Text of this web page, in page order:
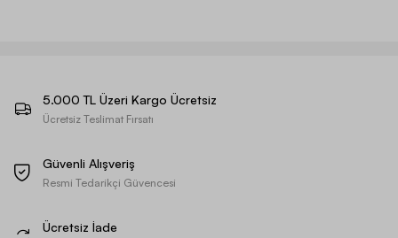
5.000 TL Üzeri Kargo Ücretsiz
Ücretsiz Teslimat Fırsatı
Güvenli Alışveriş
Resmi Tedarikçi Güvencesi
Ücretsiz İade